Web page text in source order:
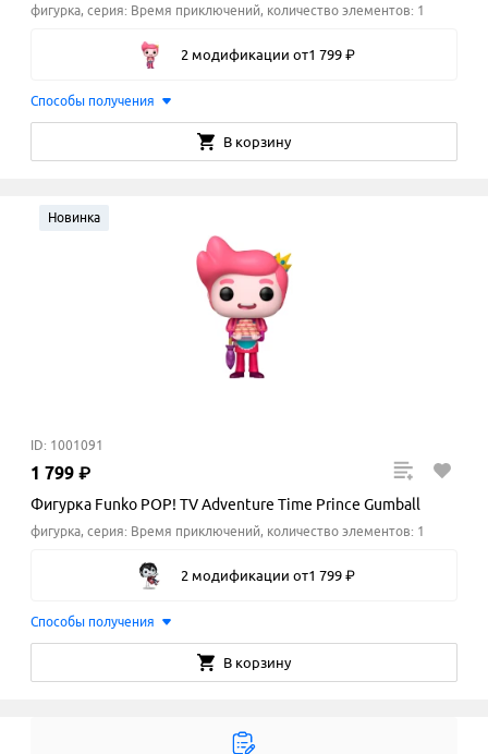
фигурка, серия: Время приключений, количество элементов: 1
2 модификации от1 799 ₽
Способы получения
В корзину
Новинка
ID: 1001091
1 799 ₽
Фигурка Funko POP! TV Adventure Time Prince Gumball
фигурка, серия: Время приключений, количество элементов: 1
2 модификации от1 799 ₽
Способы получения
В корзину